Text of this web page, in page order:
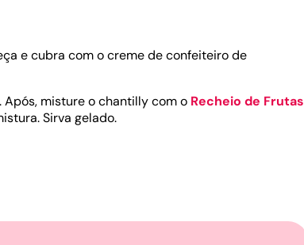
e cubra com o creme de confeiteiro de
misture o chantilly com o Recheio de Frutas
Sirva gelado.